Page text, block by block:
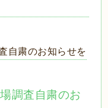
自粛のお知らせを
調査自粛のお